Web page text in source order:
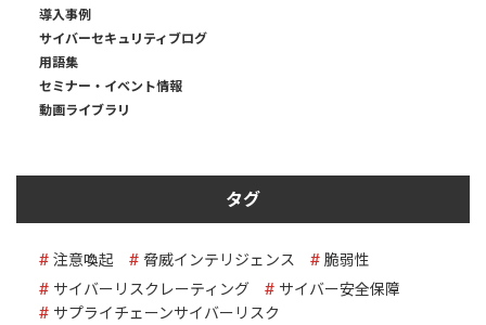
導入事例
サイバーセキュリティブログ
用語集
セミナー・イベント情報
動画ライブラリ
タグ
注意喚起 脅威インテリジェンス
脆弱性
サイバーリスクレーティング
サイバー安全保障
サプライチェーンサイバーリスク